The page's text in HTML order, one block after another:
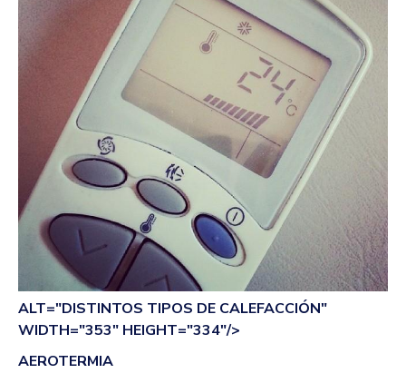
ALT="DISTINTOS TIPOS DE CALEFACCIÓN"
WIDTH="353" HEIGHT="334"/>
AEROTERMIA